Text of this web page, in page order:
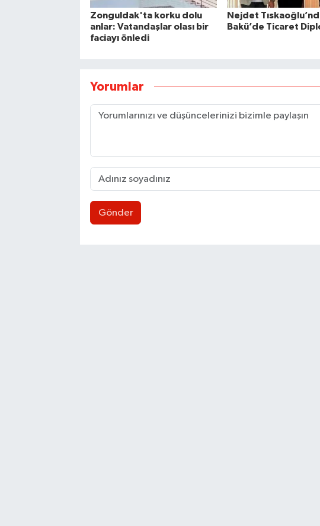
Zonguldak'ta korku dolu
anlar: Vatandaşlar olası bir
faciayı önledi
Nejdet
Bakü’de Ticaret
Yorumlar
Gönder